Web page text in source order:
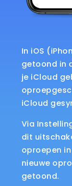
In iOS
getoond in
je iCloud
iCloud
Via
dit
oproepen
nieuwe
getoond.